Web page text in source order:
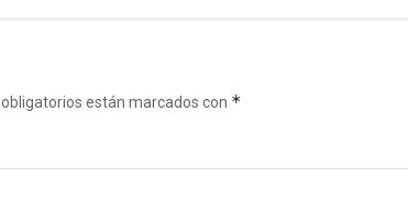
están marcados con *